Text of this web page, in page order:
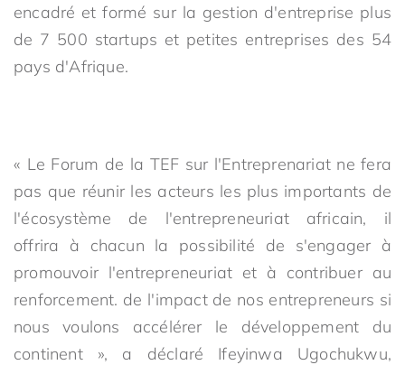
encadré et formé sur la gestion d'entreprise plus
de 7 500 startups et petites entreprises des 54
pays d'Afrique.
« Le Forum de la TEF sur l'Entreprenariat ne fera
pas que réunir les acteurs les plus importants de
l'écosystème de l'entrepreneuriat africain, il
offrira à chacun la possibilité de s'engager à
promouvoir l'entrepreneuriat et à contribuer au
renforcement. de l'impact de nos entrepreneurs si
nous voulons accélérer le développement du
continent », a déclaré Ifeyinwa Ugochukwu,